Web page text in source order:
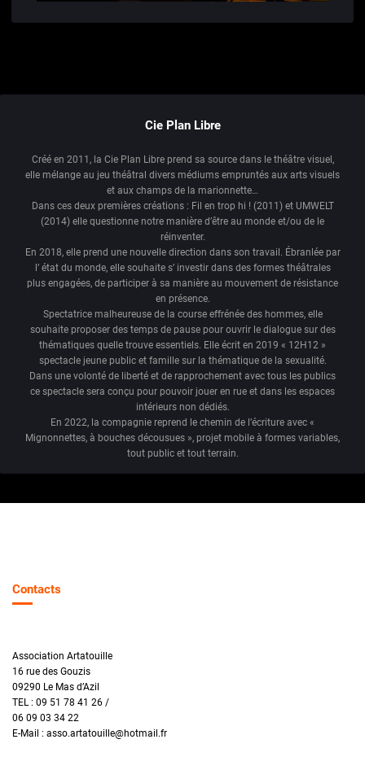
Cie Plan Libre
Créé en 2011, la Cie Plan Libre prend sa source dans le théâtre visuel,
elle mélange au jeu théâtral divers médiums empruntés aux arts visuels
et aux champs de la marionnette…
Dans ces deux premières créations : Fil en trop hi ! (2011) et UMWELT
(2014) elle questionne notre manière d’être au monde et/ou de le
réinventer.
En 2018, elle prend une nouvelle direction dans son travail. Ébranlée par
l’ état du monde, elle souhaite s’ investir dans des formes théâtrales
plus engagées, de participer à sa manière au mouvement de résistance
en présence.
Spectatrice malheureuse de la course effrénée des hommes, elle
souhaite proposer des temps de pause pour ouvrir le dialogue sur des
thématiques quelle trouve essentiels. Elle écrit en 2019 « 12H12 »
spectacle jeune public et famille sur la thématique de la sexualité.
Dans une volonté de liberté et de rapprochement avec tous les publics
ce spectacle sera conçu pour pouvoir jouer en rue et dans les espaces
intérieurs non dédiés.
En 2022, la compagnie reprend le chemin de l’écriture avec «
Mignonnettes, à bouches décousues », projet mobile à formes variables,
tout public et tout terrain.
Contacts
Association Artatouille
16 rue des Gouzis
09290 Le Mas d’Azil
TEL : 09 51 78 41 26 /
06 09 03 34 22
E-Mail : asso.artatouille@hotmail.fr